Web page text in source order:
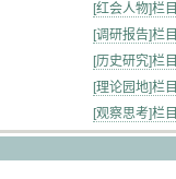
[红会人物]栏目
[调研报告]栏目
[历史研究]栏目
[理论园地]栏目
[观察思考]栏目